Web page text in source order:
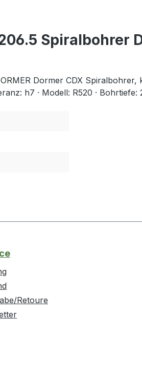
Spiralbohrer
Dormer CDX Spiralbohrer,
h7 · Modell: R520 · Bohrtiefe:
Retoure